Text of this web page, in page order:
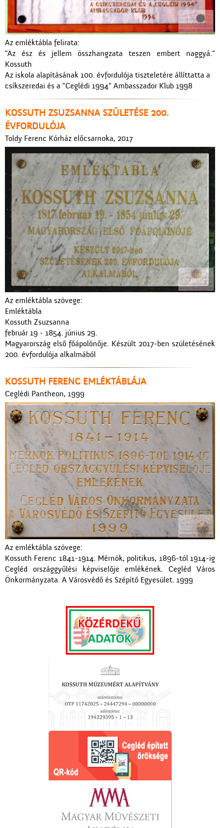
Az emléktábla felirata:
"Az ész és jellem összhangzata teszen embert naggyá."
Kossuth
Az iskola alapításának 100. évfordulója tiszteletére állíttatta a
csíkszeredai és a "Ceglédi 1994" Ambasszador Klub 1998
KOSSUTH ZSUZSANNA SZÜLETÉSE 200.
ÉVFORDULÓJA
Toldy Ferenc Kórház előcsarnoka, 2017
Az emléktábla szövege:
Emléktábla
Kossuth Zsuzsanna
február 19 - 1854. június 29.
Magyarország első főápolónője. Készült 2017-ben születésének
200. évfordulója alkalmából
KOSSUTH FERENC EMLÉKTÁBLÁJA
Ceglédi Pantheon, 1999
Az emléktábla szövege:
Kossuth Ferenc 1841-1914. Mérnök, politikus, 1896-tól 1914-ig
Cegléd országgyűlési képviselője emlékének. Cegléd Város
Önkormányzata. A Városvédő és Szépítő Egyesület. 1999